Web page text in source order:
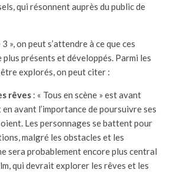
qui résonnent auprès du public de
», on peut s’attendre à ce que ces
présents et développés. Parmi les
explorés, on peut citer :
rêves : « Tous en scène » est avant
avant l’importance de poursuivre ses
Les personnages se battent pour
malgré les obstacles et les
sera probablement encore plus central
qui devrait explorer les rêves et les